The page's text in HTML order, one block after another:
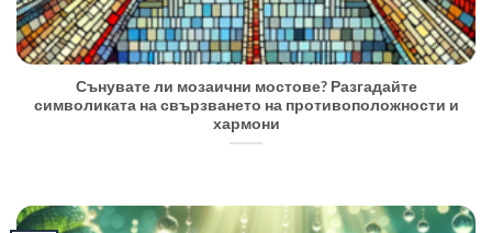
Сънувате ли мозаични мостове? Разгадайте
символиката на свързването на противоположности и
хармони